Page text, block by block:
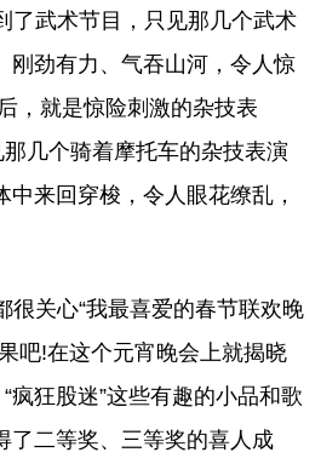
了武术节目，只见那几个武术
刚劲有力、气吞山河，令人惊
，就是惊险刺激的杂技表
那几个骑着摩托车的杂技表演
来回穿梭，令人眼花缭乱，
很关心“我最喜爱的春节联欢晚
吧!在这个元宵晚会上就揭晓
疯狂股迷”这些有趣的小品和歌
了二等奖、三等奖的喜人成